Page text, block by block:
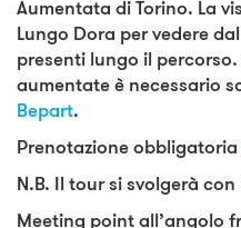
Aumentata di Torino. La
Lungo Dora per vedere
presenti lungo il
aumentate è necessario
Bepart.
Prenotazione obbligatoria
N.B. Il tour si svolgerà
Meeting point all’angolo